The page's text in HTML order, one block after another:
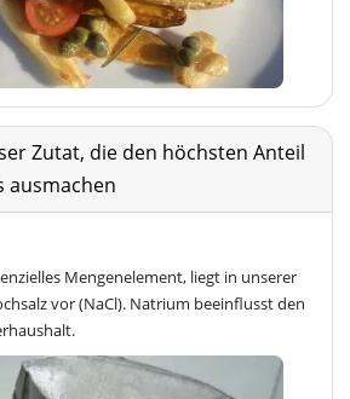
Zutat, die den höchsten Anteil
ausmachen
Mengenelement, liegt in unserer
vor (NaCl). Natrium beeinflusst den